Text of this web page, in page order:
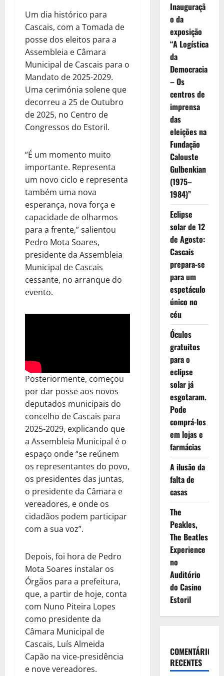
Um dia histórico para
Cascais, com a Tomada de
posse dos eleitos para a
Assembleia e Câmara
Municipal de Cascais para o
Mandato de 2025-2029.
Uma cerimónia solene que
decorreu a 25 de Outubro
de 2025, no Centro de
Congressos do Estoril.
“É um momento muito
importante. Representa
um novo ciclo e representa
também uma nova
esperança, nova força e
capacidade de olharmos
para a frente,” salientou
Pedro Mota Soares,
presidente da Assembleia
Municipal de Cascais
cessante, no arranque do
evento.
Posteriormente, começou
por dar posse aos novos
deputados municipais do
concelho de Cascais para
2025-2029, explicando que
a Assembleia Municipal é o
espaço onde “se reúnem
os representantes do povo,
os presidentes das juntas,
o presidente da Câmara e
vereadores, e onde os
cidadãos podem participar
com a sua voz”.
Depois, foi hora de Pedro
Mota Soares instalar os
Órgãos para a prefeitura,
que, a partir de hoje, conta
com Nuno Piteira Lopes
como presidente da
Câmara Municipal de
Cascais, Luís Almeida
Capão na vice-presidência
e nove vereadores.
Inauguraçã
o da
exposição
“A Logística
da
Democracia
– Os
centros de
imprensa
das
eleições na
Fundação
Calouste
Gulbenkian
(1975–
1984)”
Eclipse
solar de 12
de Agosto:
Cascais
prepara-se
para um
espetáculo
único no
céu
Óculos
gratuitos
para o
eclipse
solar já
esgotaram.
Pode
comprá-los
em lojas e
farmácias
A ilusão da
falta de
casas
The
Peakles,
The Beatles
Experience
no
Auditório
do Casino
Estoril
COMENTÁRIOS
RECENTES